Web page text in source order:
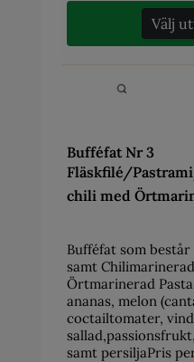
Välj
Bufféfat Nr 3
Fläskfilé/
chili med
Bufféfat som består
samt
Örtmarinerad
ananas, melon
coctailtomater,
samt persiljaPris